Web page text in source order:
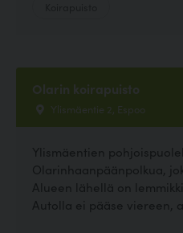
Olarin koirapuisto
Ylismäentie 2, Espoo
Ylismäentien
Olarinhaanpäänpolkua,
Alueen lähellä on
Autolla ei pääse viereen,